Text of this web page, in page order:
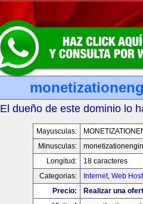
El dueño de este dominio lo
Mayusculas:
Minusculas:
Longitud:
18 caracteres
Categorias:
Internet, Web
Precio:
Realizar una